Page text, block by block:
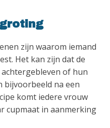
zijn waarom iemand
Het kan zijn dat de
of hun
bijvoorbeeld na een
komt iedere vrouw
cupmaat in aanmerking